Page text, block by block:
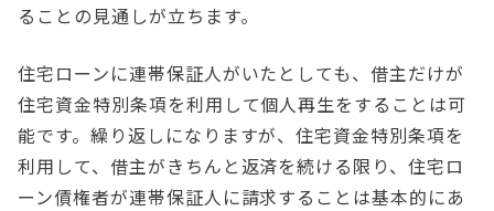
ることの見通しが立ちます。
住宅ローンに連帯保証人がいたとしても、借主だけが
住宅資金特別条項を利用して個人再生をすることは可
能です。繰り返しになりますが、住宅資金特別条項を
利用して、借主がきちんと返済を続ける限り、住宅ロ
ーン債権者が連帯保証人に請求することは基本的にあ